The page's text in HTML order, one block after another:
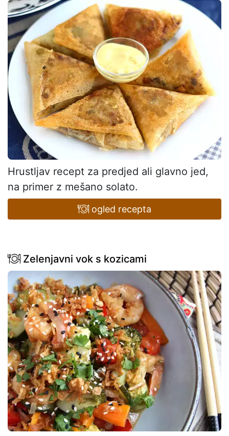
Hrustljav recept za predjed ali glavno jed,
na primer z mešano solato.
ogled recepta
Zelenjavni vok s kozicami